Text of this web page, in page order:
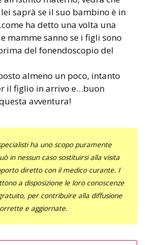
saprà se il suo bambino è in
ha detto una volta una
mamme sanno se i figli sono
del fonendoscopio del
almeno un poco, intanto
il figlio in arrivo e…buon
avventura!
ha uno scopo puramente
in nessun caso sostituirsi alla visita
diretto con il medico curante. I
a disposizione le loro conoscenze
per contribuire alla diffusione
e aggiornate.